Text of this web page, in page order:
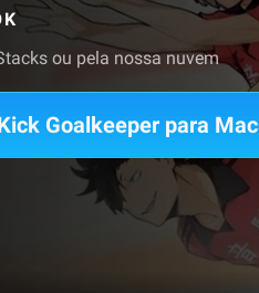
ou pela nossa nuvem
Goalkeeper para Mac